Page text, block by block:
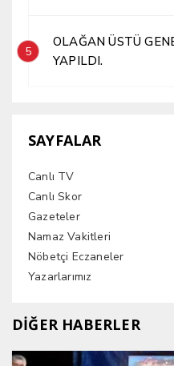
5
OLAĞAN ÜSTÜ
YAPILDI.
SAYFALAR
Canlı TV
Canlı Skor
Gazeteler
Namaz Vakitleri
Nöbetçi Eczaneler
Yazarlarımız
DİĞER HABERLER